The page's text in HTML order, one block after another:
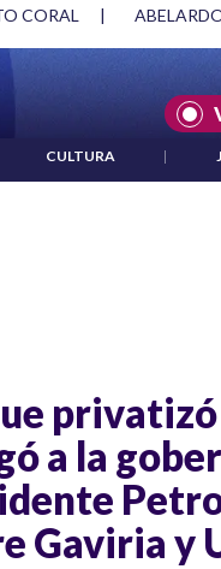
CORAL |
CULTURA |
a la
Gaviria y